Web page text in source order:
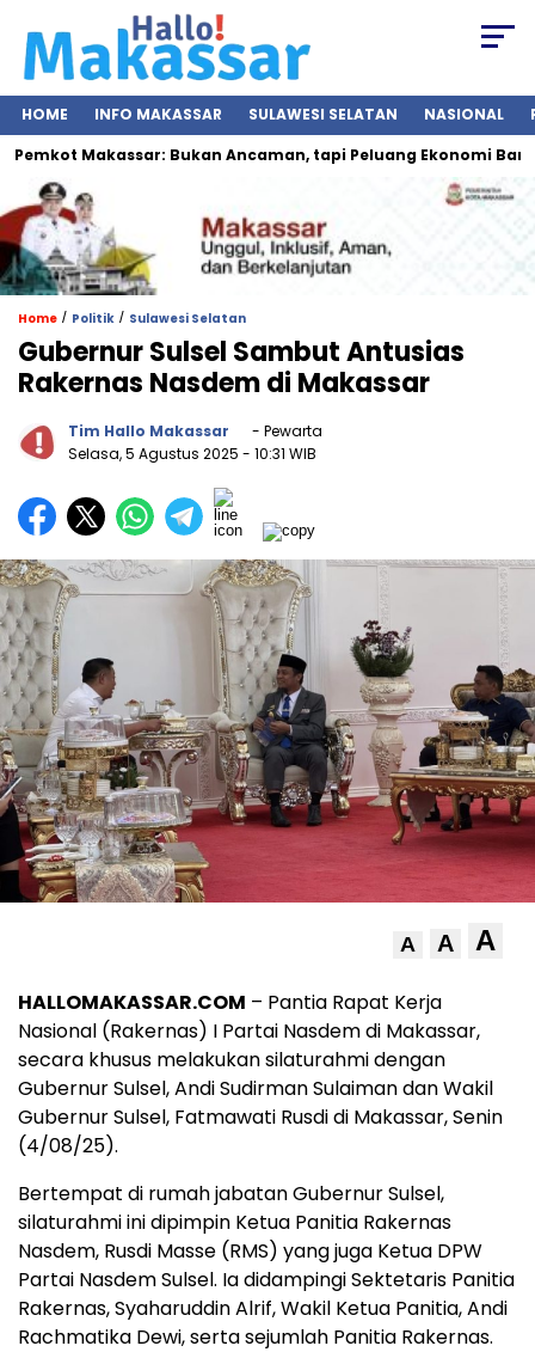
HOME INFO MAKASSAR SULAWESI SELATAN NASIONAL
Makassar: Bukan Ancaman, tapi Peluang Ekonomi Baru
Home / Politik / Sulawesi Selatan
Gubernur Sulsel Sambut Antusias
Rakernas Nasdem di Makassar
Tim Hallo Makassar
- Pewarta
Selasa, 5 Agustus 2025 - 10:31 WIB
A A A
HALLOMAKASSAR.COM – Pantia Rapat Kerja
Nasional (Rakernas) I Partai Nasdem di Makassar,
secara khusus melakukan silaturahmi dengan
Gubernur Sulsel, Andi Sudirman Sulaiman dan Wakil
Gubernur Sulsel, Fatmawati Rusdi di Makassar, Senin
(4/08/25).
Bertempat di rumah jabatan Gubernur Sulsel,
silaturahmi ini dipimpin Ketua Panitia Rakernas
Nasdem, Rusdi Masse (RMS) yang juga Ketua DPW
Partai Nasdem Sulsel. Ia didampingi Sektetaris Panitia
Rakernas, Syaharuddin Alrif, Wakil Ketua Panitia, Andi
Rachmatika Dewi, serta sejumlah Panitia Rakernas.